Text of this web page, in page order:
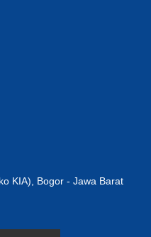
KIA), Bogor - Jawa Barat